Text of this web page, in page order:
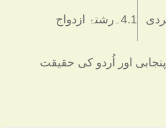
4.1۔رشتۂ ازدواج